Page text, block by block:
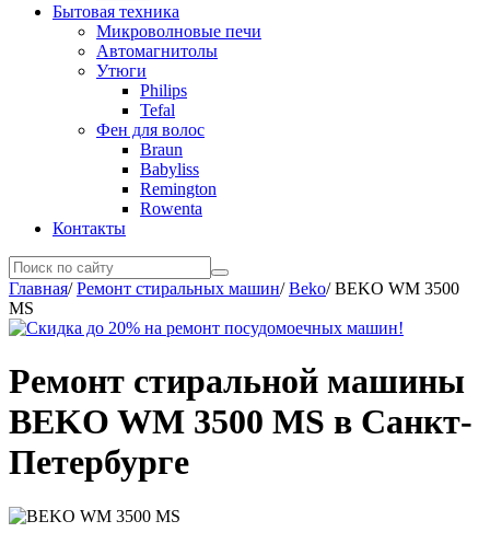
Бытовая техника
Микроволновые печи
Автомагнитолы
Утюги
Philips
Tefal
Фен для волос
Braun
Babyliss
Remington
Rowenta
Контакты
Главная/Ремонт стиральных машин/Beko/BEKO WM 3500
MS
Ремонт стиральной машины
BEKO WM 3500 MS в Санкт-
Петербурге